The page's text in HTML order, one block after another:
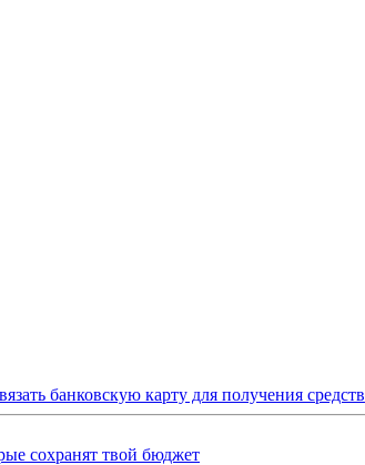
банковскую карту для получения средств
сохранят твой бюджет